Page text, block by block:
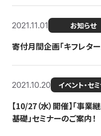
2021.11.01 お知らせ
寄付月間企画「キフレタ
2021.10.20 イベント・セ
【10/27（水）開催】「事
基礎」セミナーのご案内！